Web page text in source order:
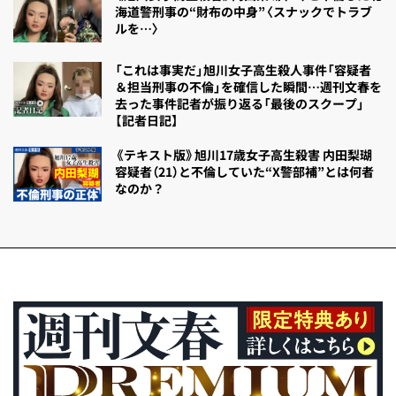
海道警刑事の“財布の中身”〈スナックでトラブ
ルを…〉
「これは事実だ」旭川女子高生殺人事件「容疑者
＆担当刑事の不倫」を確信した瞬間…週刊文春を
去った事件記者が振り返る「最後のスクープ」
【記者日記】
《テキスト版》旭川17歳女子高生殺害 内田梨瑚
容疑者（21）と不倫していた“X警部補”とは何者
なのか？